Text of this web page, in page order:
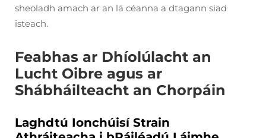
sheoladh amach ar an lá céanna a dtagann siad
isteach.
Feabhas ar Dhíolúlacht an
Lucht Oibre agus ar
Shábháilteacht an Chorpáin
Laghdtú Ionchúisí Strain